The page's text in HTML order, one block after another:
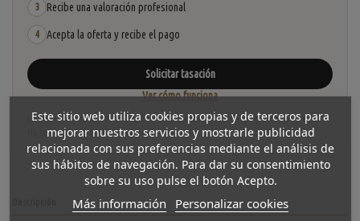
3 Recibe una valoración profesional
4 Acepta la oferta y recibe el pago
Solicitar tasación
Ver cómo funciona
La tasación está sujeta a revisión y aceptación tras recibir y verificar las piezas.
No se descuenta automáticamente del carrito.
Este sitio web utiliza cookies propias y de terceros para
mejorar nuestros servicios y mostrarle publicidad
relacionada con sus preferencias mediante el análisis de
sus hábitos de navegación. Para dar su consentimiento
sobre su uso pulse el botón Acepto.
Más información Personalizar cookies